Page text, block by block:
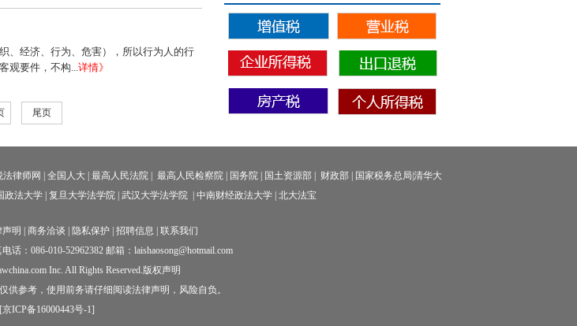
、经济、行为、危害），所以行为人的行
观要件，不构...详情》
尾页
法律师网 全国人大 最高人民法院 最高人民检察院 国务院 国土资源部 财政部 国家税务总局 清华大
政法大学 复旦大学法学院| 武汉大学法学院| 中南财经政法大学| 北大法宝
明 商务洽谈 隐私保护 招聘信息
联系我们
话：086-010-52962382 邮箱：laishaosong@hotmail.com
Inc. All Rights Reserved.版权声明
供参考，使用前务请仔细阅读法律声明，风险自负。
[京ICP备16000443号-1]